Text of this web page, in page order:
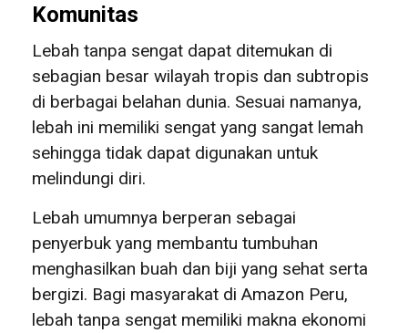
Komunitas
Lebah tanpa sengat dapat ditemukan di
sebagian besar wilayah tropis dan subtropis
di berbagai belahan dunia. Sesuai namanya,
lebah ini memiliki sengat yang sangat lemah
sehingga tidak dapat digunakan untuk
melindungi diri.
Lebah umumnya berperan sebagai
penyerbuk yang membantu tumbuhan
menghasilkan buah dan biji yang sehat serta
bergizi. Bagi masyarakat di Amazon Peru,
lebah tanpa sengat memiliki makna ekonomi